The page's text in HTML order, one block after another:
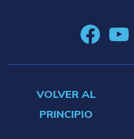
VOLVER AL
PRINCIPIO